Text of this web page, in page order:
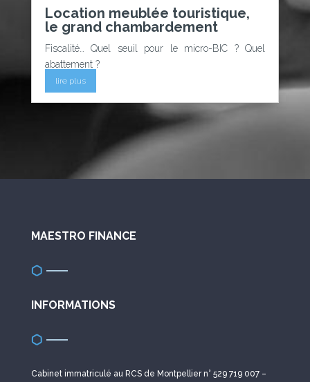
Location meublée touristique,
le grand chambardement
Fiscalité… Quel seuil pour le micro-BIC ? Quel
abattement ?
lire plus
MAESTRO FINANCE
INFORMATIONS
Cabinet immatriculé au RCS de Montpellier n° 529 719 007 –